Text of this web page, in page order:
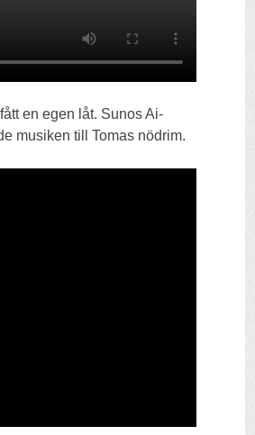
en egen låt. Sunos Ai-
musiken till Tomas nödrim.